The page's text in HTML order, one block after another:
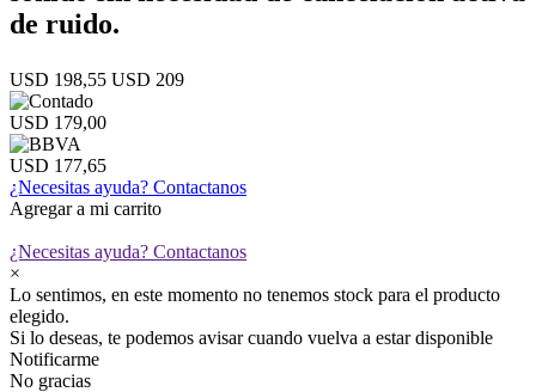
de ruido.
USD 198,55 USD 209
USD 179,00
USD 177,65
¿Necesitas ayuda? Contactanos
Agregar a mi carrito
¿Necesitas ayuda? Contactanos
×
Lo sentimos, en este momento no tenemos stock para el producto
elegido.
Si lo deseas, te podemos avisar cuando vuelva a estar disponible
Notificarme
No gracias